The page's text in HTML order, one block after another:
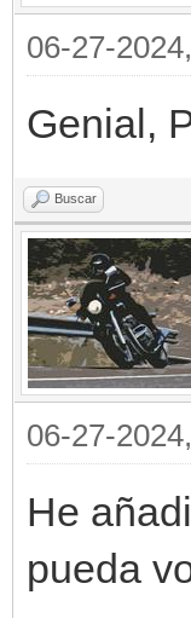
06-27-
Genial,
Buscar
06-27-
He
pueda